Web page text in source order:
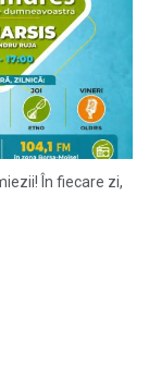
În fiecare zi,